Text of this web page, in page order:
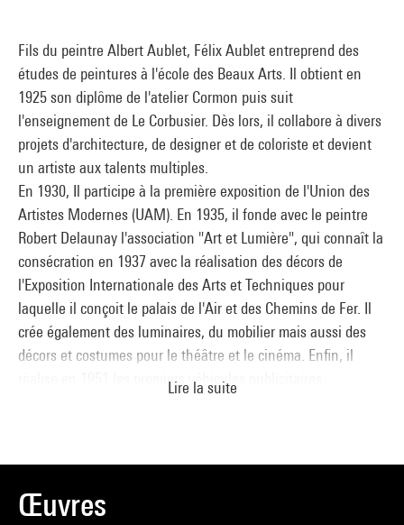
Fils du peintre Albert Aublet, Félix Aublet entreprend des
études de peintures à l'école des Beaux Arts. Il obtient en
1925 son diplôme de l'atelier Cormon puis suit
l'enseignement de Le Corbusier. Dès lors, il collabore à divers
projets d'architecture, de designer et de coloriste et devient
un artiste aux talents multiples.
En 1930, Il participe à la première exposition de l'Union des
Artistes Modernes (UAM). En 1935, il fonde avec le peintre
Robert Delaunay l'association "Art et Lumière", qui connaît la
consécration en 1937 avec la réalisation des décors de
l'Exposition Internationale des Arts et Techniques pour
laquelle il conçoit le palais de l'Air et des Chemins de Fer. Il
crée également des luminaires, du mobilier mais aussi des
décors et costumes pour le théâtre et le cinéma. Enfin, il
réalise en 1951 les premiers véhicules publicitaires.
Lire la suite
Œuvres